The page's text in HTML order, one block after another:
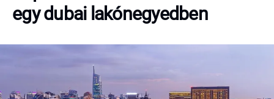
egy dubai lakónegyedben